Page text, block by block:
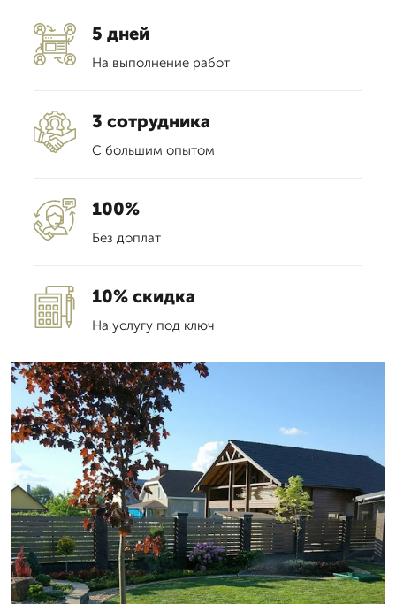
5 дней
На выполнение работ
3 сотрудника
С большим опытом
100%
Без доплат
10% скидка
На услугу под ключ